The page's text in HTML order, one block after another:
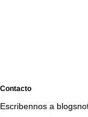
Contacto
Escribennos a